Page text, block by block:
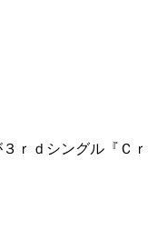
ｒｄシングル『Ｃｒ